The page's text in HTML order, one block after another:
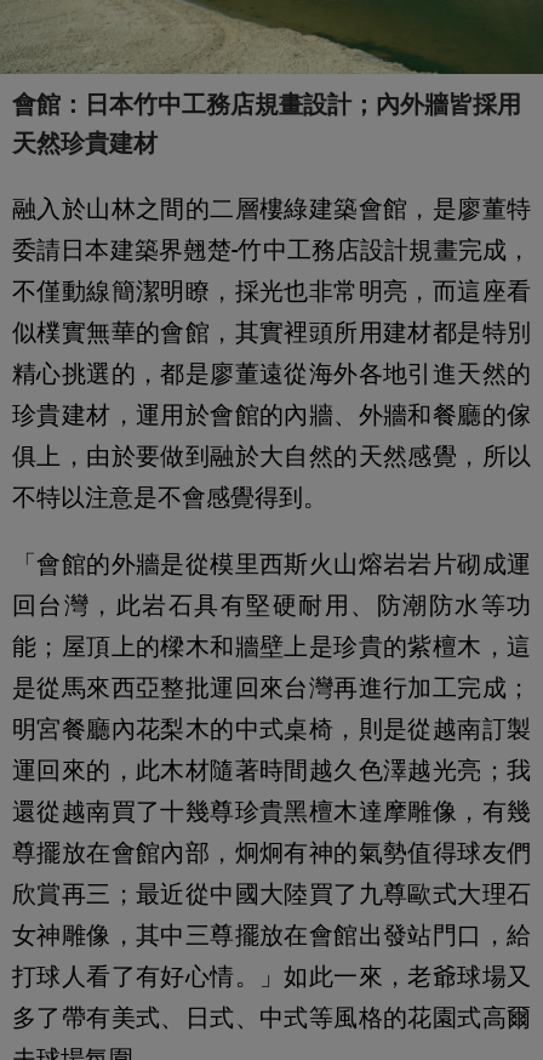
會館：日本竹中工務店規畫設計；內外牆皆採用
天然珍貴建材
融入於山林之間的二層樓綠建築會館，是廖董特
委請日本建築界翹楚-竹中工務店設計規畫完成，
不僅動線簡潔明瞭，採光也非常明亮，而這座看
似樸實無華的會館，其實裡頭所用建材都是特別
精心挑選的，都是廖董遠從海外各地引進天然的
珍貴建材，運用於會館的內牆、外牆和餐廳的傢
俱上，由於要做到融於大自然的天然感覺，所以
不特以注意是不會感覺得到。
「會館的外牆是從模里西斯火山熔岩岩片砌成運
回台灣，此岩石具有堅硬耐用、防潮防水等功
能；屋頂上的樑木和牆壁上是珍貴的紫檀木，這
是從馬來西亞整批運回來台灣再進行加工完成；
明宮餐廳內花梨木的中式桌椅，則是從越南訂製
運回來的，此木材隨著時間越久色澤越光亮；我
還從越南買了十幾尊珍貴黑檀木達摩雕像，有幾
尊擺放在會館內部，炯炯有神的氣勢值得球友們
欣賞再三；最近從中國大陸買了九尊歐式大理石
女神雕像，其中三尊擺放在會館出發站門口，給
打球人看了有好心情。」如此一來，老爺球場又
多了帶有美式、日式、中式等風格的花園式高爾